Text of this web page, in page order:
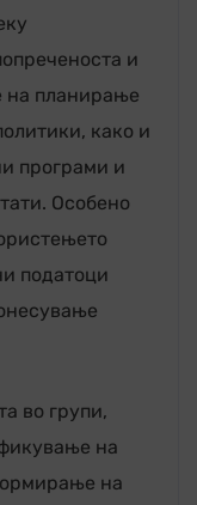
и
на планирање
како и
програми и
Особено
податоци
во групи,
на
на